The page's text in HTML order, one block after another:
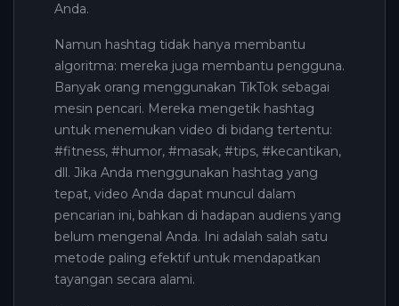
Anda.
Namun hashtag tidak hanya membantu
algoritma: mereka juga membantu pengguna.
Banyak orang menggunakan TikTok sebagai
mesin pencari. Mereka mengetik hashtag
untuk menemukan video di bidang tertentu:
#fitness, #humor, #masak, #tips, #kecantikan,
dll. Jika Anda menggunakan hashtag yang
tepat, video Anda dapat muncul dalam
pencarian ini, bahkan di hadapan audiens yang
belum mengenal Anda. Ini adalah salah satu
metode paling efektif untuk mendapatkan
tayangan secara alami.